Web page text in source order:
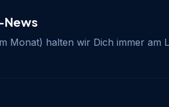
News
Monat) halten wir Dich immer am